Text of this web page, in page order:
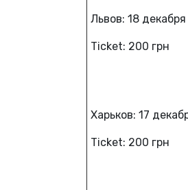
Львов: 18
Ticket: 200 грн
Харьков: 17
Ticket: 200 грн